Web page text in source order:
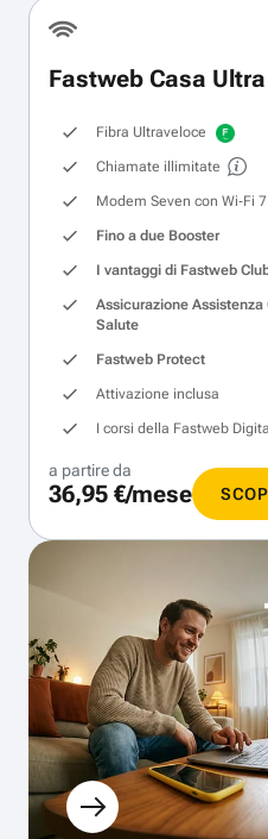
Fastweb Casa Ultra
Fibra Ultraveloce
Chiamate illimitate
Modem Seven con Wi‑Fi 7
Fino a due Booster
I vantaggi di Fastweb
Assicurazione Assistenza
Salute
Fastweb Protect
Attivazione inclusa
I corsi della Fastweb
a partire da
36,95 €/mese